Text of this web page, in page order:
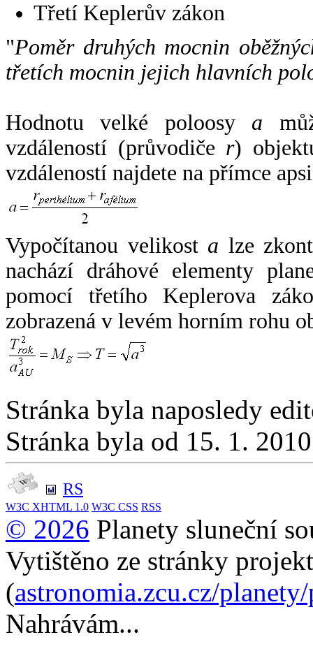
Třetí Keplerův zákon
"Poměr druhých mocnin
třetích mocnin jejich hlavních
Hodnotu velké poloosy a
vzdáleností (průvodiče r)
vzdáleností najdete na přímce
Vypočítanou velikost a lze
nachází dráhové elementy
pomocí třetího Keplerova
zobrazená v levém horním rohu
Stránka byla naposledy
Stránka byla od 15. 1.
RS
W3C XHTML 1.0 W3C CSS RSS
© 2026 Planety sluneční
Vytištěno ze stránky
(astronomia.zcu.cz/
Nahrávám...